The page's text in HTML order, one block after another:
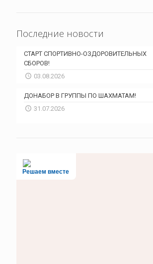
Последние новости
СТАРТ СПОРТИВНО-ОЗДОРОВИТЕЛЬНЫХ
СБОРОВ!
03.08.2026
ДОНАБОР В ГРУППЫ ПО ШАХМАТАМ!
31.07.2026
Решаем вместе